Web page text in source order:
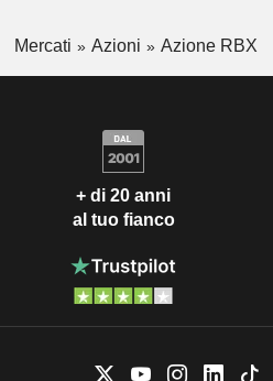
Mercati Azioni Azione RBX
+ di 20 anni
al tuo fianco